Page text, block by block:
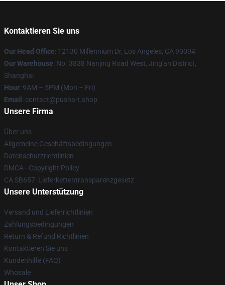
Kontaktieren Sie uns
Our Head Office: 12130 Millennium Dr, Los Angeles, CA 90094
Our Warehouse: No. 3838 Nanjing Road West, Jing'an District,
Shanghai
Hour: 9AM – 5PM (Mon – Fri)
Email : contact@pusha-t.shop
Unsere Firma
Über uns
Allgemeine Geschäftsbedingungen
Datenschutzrichtlinien
DMCA - Copyright Policy
CA SB657: Lieferkettentransparenzgesetz
Unsere Unterstützung
Versand und Lieferrichtlinien
Zahlungsbedingungen
Return & Refund Richtlinien
Kontaktieren Sie uns
Kundenhilfe (FAQ)
Whosale